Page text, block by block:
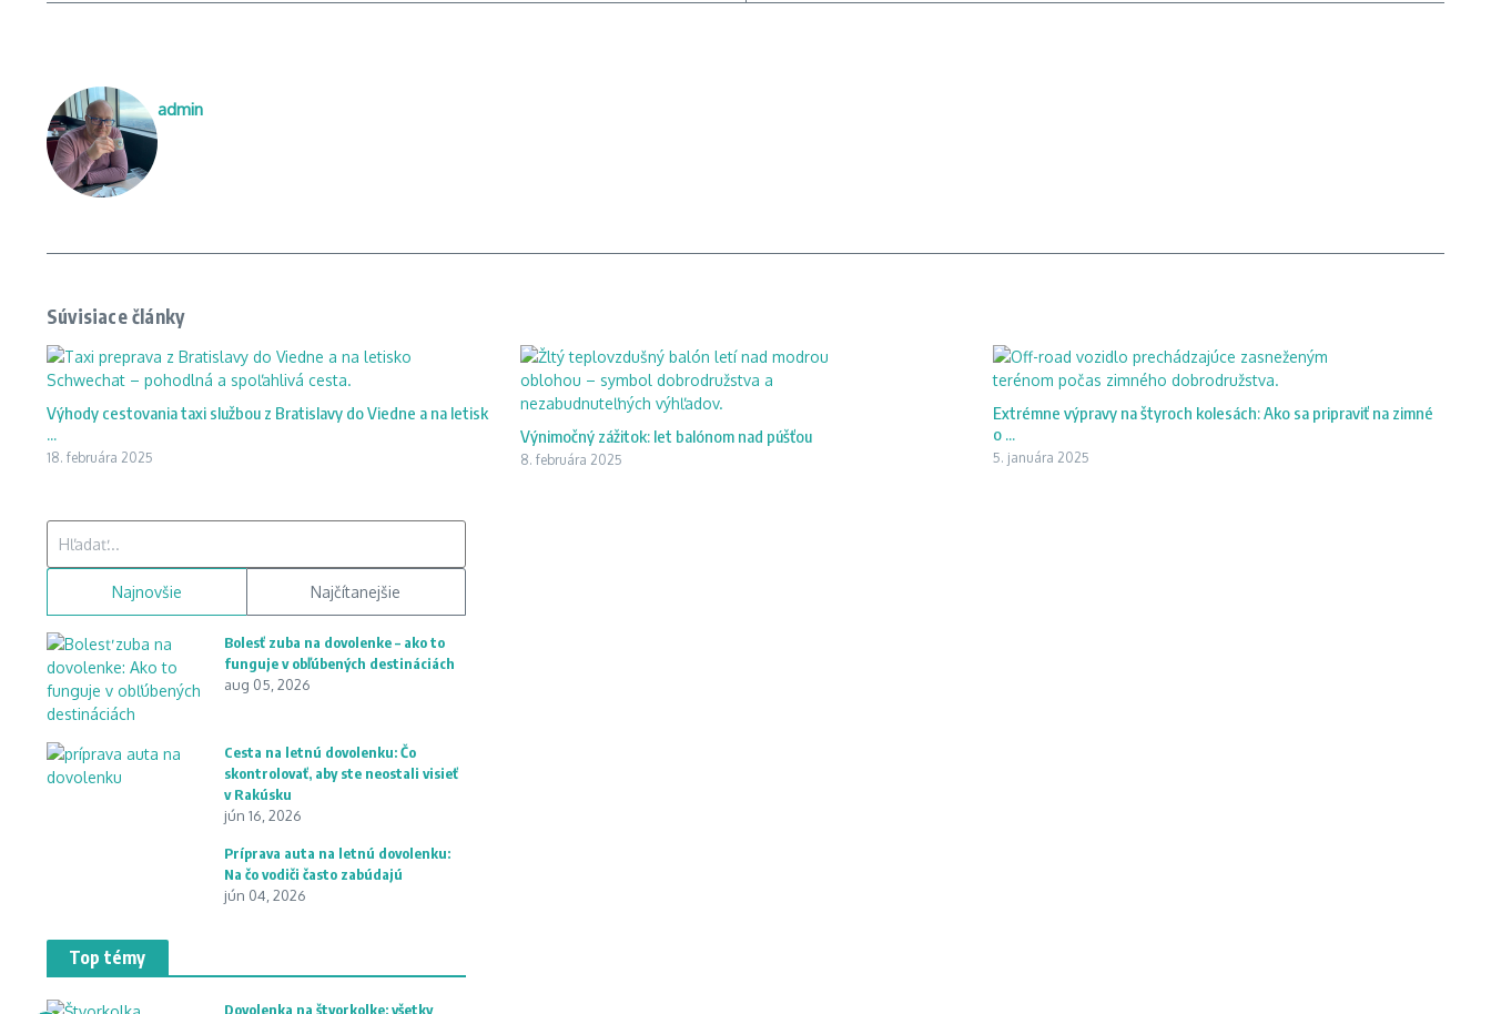
admin
Súvisiace články
Výhody cestovania taxi službou z Bratislavy do Viedne a na letisk
...
18. februára 2025
Výnimočný zážitok: let balónom nad púšťou
8. februára 2025
Extrémne výpravy na štyroch kolesách: Ako sa pripraviť na zimné
o ...
5. januára 2025
Najnovšie Najčítanejšie
Bolesť zuba na dovolenke – ako to
funguje v obľúbených destináciách
aug 05, 2026
Cesta na letnú dovolenku: Čo
skontrolovať, aby ste neostali visieť
v Rakúsku
jún 16, 2026
Príprava auta na letnú dovolenku:
Na čo vodiči často zabúdajú
jún 04, 2026
Top témy
Dovolenka na štvorkolke: všetky